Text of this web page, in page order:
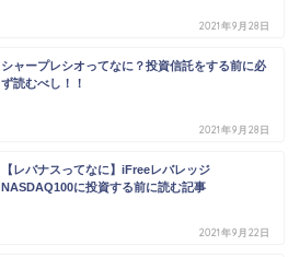
2021年9月28日
シャープレシオってなに？投資信託をする前に必
ず読むべし！！
2021年9月28日
【レバナスってなに】iFreeレバレッジ
NASDAQ100に投資する前に読む記事
2021年9月22日